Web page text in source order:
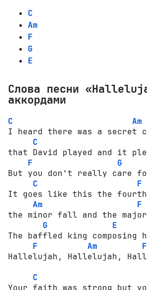
C
Am
F
G
E
Слова песни
аккордами
C
Am
I heard there was a
C
that David played and it
F
G
But you don't really care
C
F
It goes like this the
Am
F
the minor fall and the
G
E
The baffled king composing
F
Am F
Hallelujah, Hallelujah,
C
Your faith was strong but